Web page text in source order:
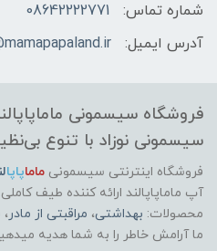
شماره تماس:
08642222771
آدرس ایمیل:
فروشگاه سیسمونی
سیسمونی نوزاد با تنوع
فروشگاه اینترنتی سیسمونی ماماپاپا
آپ ماماپاپالند ارائه کننده طیف کاملی
محصولات: بهداشتی، مراقبتی از مادر،
ما آرامش خاطر را به شما هدیه